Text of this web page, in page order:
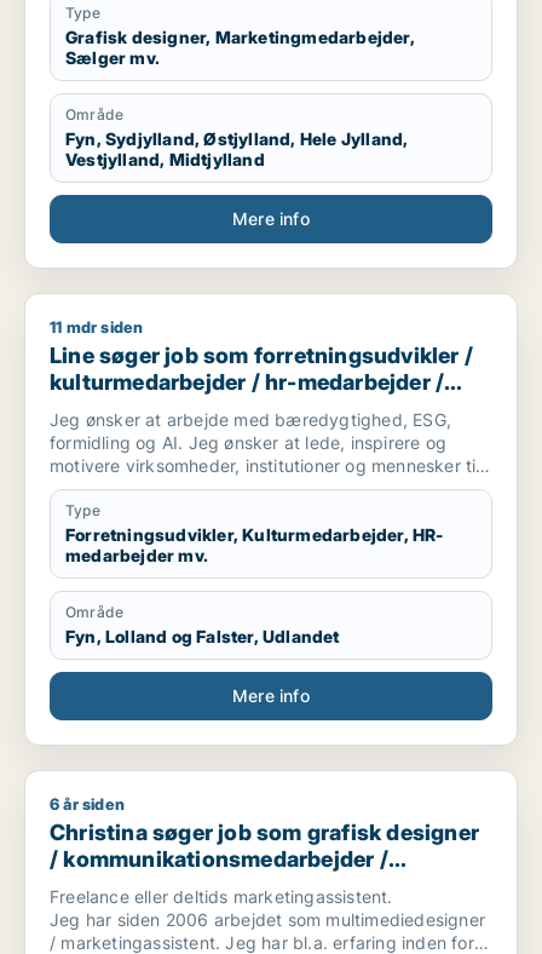
Type
Grafisk designer, Marketingmedarbejder,
Sælger mv.
Område
Fyn, Sydjylland, Østjylland, Hele Jylland,
Vestjylland, Midtjylland
Mere info
Line søger job som forretningsudvikler / kulturmedarbejder
11 mdr siden
Line søger job som forretningsudvikler /
kulturmedarbejder / hr-medarbejder /
konsulent
Jeg ønsker at arbejde med bæredygtighed, ESG,
formidling og AI. Jeg ønsker at lede, inspirere og
motivere virksomheder, institutioner og mennesker til
optimere deres forretningsmodel og livssyn for
fremtidig succes for profit, people & planet. Lad os
skabe vores bæredygtige og succesrige virkelighed.
Type
Forretningsudvikler, Kulturmedarbejder, HR-
medarbejder mv.
Område
Fyn, Lolland og Falster, Udlandet
Mere info
Christina søger job som grafisk designer /
6 år siden
Christina søger job som grafisk designer
/ kommunikationsmedarbejder /
marketingmedarbejder / kreativ
medarbejder
Freelance eller deltids marketingassistent.
Jeg har siden 2006 arbejdet som multimediedesigner
/ marketingassistent. Jeg har bl.a. erfaring inden for